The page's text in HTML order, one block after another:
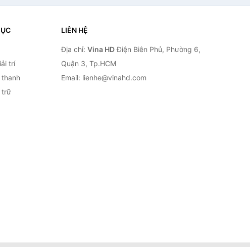
trí
trữ
LIÊN HỆ
Địa chỉ: Vina HDĐiện Biên Phủ, Phường 6,
Quận 3, Tp.HCM
Email: lienhe@vinahd.com